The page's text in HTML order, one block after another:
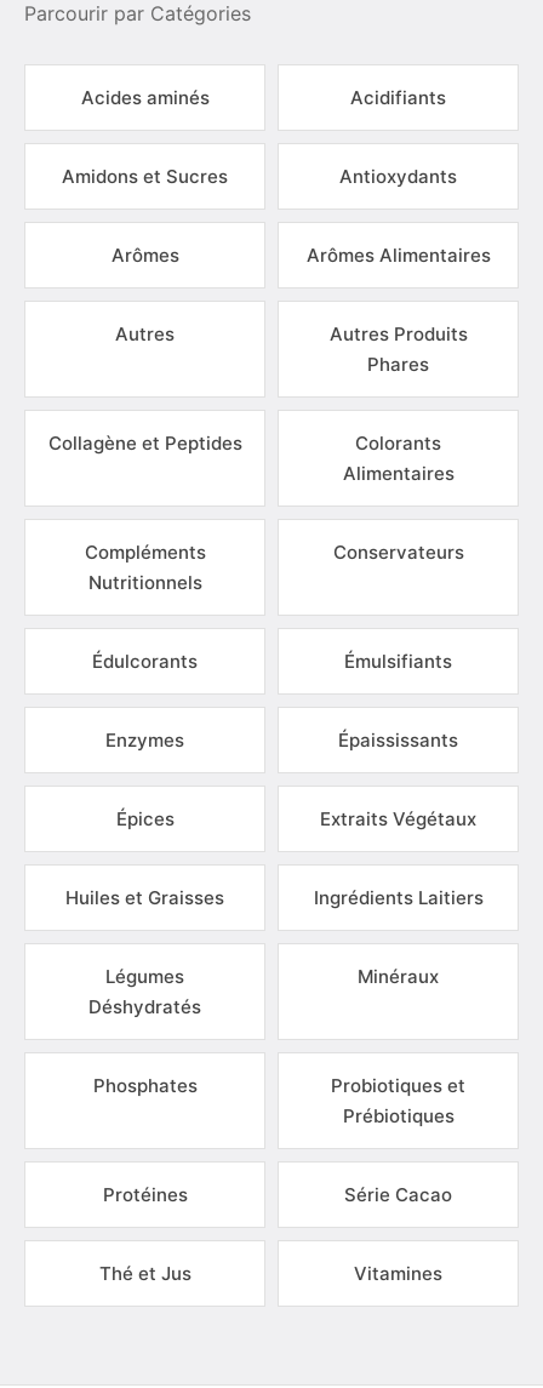
Parcourir par Catégories
Acides aminés Acidifiants
Amidons et Sucres Antioxydants
Arômes Arômes Alimentaires
Autres
Autres Produits
Phares
Collagène et Peptides
Colorants
Alimentaires
Compléments
Nutritionnels
Conservateurs
Édulcorants Émulsifiants
Enzymes Épaississants
Épices Extraits Végétaux
Huiles et Graisses Ingrédients Laitiers
Légumes
Déshydratés
Minéraux
Phosphates
Probiotiques et
Prébiotiques
Protéines Série Cacao
Thé et Jus Vitamines